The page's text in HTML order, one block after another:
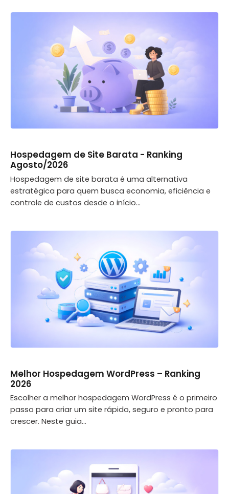
Hospedagem de Site Barata - Ranking
Agosto/2026
Hospedagem de site barata é uma alternativa
estratégica para quem busca economia, eficiência e
controle de custos desde o início...
Melhor Hospedagem WordPress – Ranking
2026
Escolher a melhor hospedagem WordPress é o primeiro
passo para criar um site rápido, seguro e pronto para
crescer. Neste guia...